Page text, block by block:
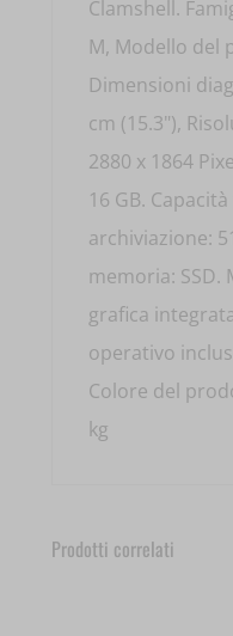
Clamshell.
M, Modello del
Dimensioni
cm (15.3"),
2880 x 1864
16 GB.
archiviazione:
memoria: SSD.
grafica
operativo
Colore del
kg
Prodotti correlati